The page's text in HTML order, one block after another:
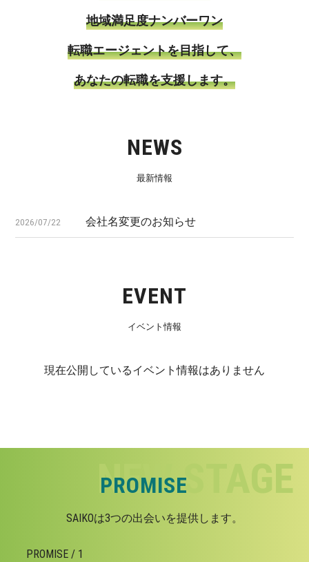
地域満足度ナンバーワン
転職エージェントを目指して、
あなたの転職を支援します。
NEWS
最新情報
2026/07/22 会社名変更のお知らせ
EVENT
イベント情報
現在公開しているイベント情報はありません
PROMISE
SAIKOは3つの出会いを提供します。
PROMISE / 1